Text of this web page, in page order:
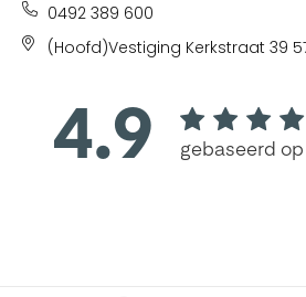
0492 389 600
(Hoofd)Vestiging Kerkstraat 39